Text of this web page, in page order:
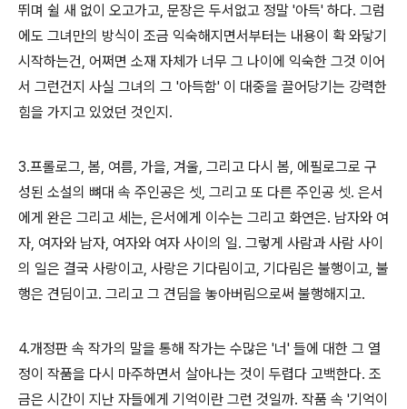
뛰며 쉴 새 없이 오고가고, 문장은 두서없고 정말 '아득' 하다. 그럼
에도 그녀만의 방식이 조금 익숙해지면서부터는 내용이 확 와닿기
시작하는건, 어쩌면 소재 자체가 너무 그 나이에 익숙한 그것 이어
서 그런건지 사실 그녀의 그 '아득함' 이 대중을 끌어당기는 강력한
힘을 가지고 있었던 것인지.
3.프롤로그, 봄, 여름, 가을, 겨울, 그리고 다시 봄, 에필로그로 구
성된 소설의 뼈대 속 주인공은 셋, 그리고 또 다른 주인공 셋. 은서
에게 완은 그리고 세는, 은서에게 이수는 그리고 화연은. 남자와 여
자, 여자와 남자, 여자와 여자 사이의 일. 그렇게 사람과 사람 사이
의 일은 결국 사랑이고, 사랑은 기다림이고, 기다림은 불행이고, 불
행은 견딤이고. 그리고 그 견딤을 놓아버림으로써 불행해지고.
4.개정판 속 작가의 말을 통해 작가는 수많은 '너' 들에 대한 그 열
정이 작품을 다시 마주하면서 살아나는 것이 두렵다 고백한다. 조
금은 시간이 지난 자들에게 기억이란 그런 것일까. 작품 속 '기억이